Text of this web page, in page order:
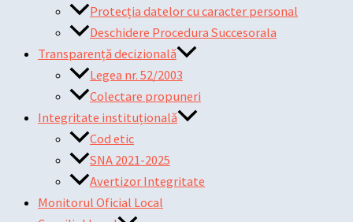
Protecția datelor cu caracter personal
Deschidere Procedura Succesorala
Transparență decizională
Legea nr. 52/2003
Colectare propuneri
Integritate instituțională
Cod etic
SNA 2021-2025
Avertizor Integritate
Monitorul Oficial Local